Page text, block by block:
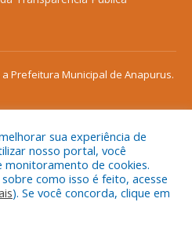
Prefeitura Municipal de Anapurus.
Área Administrativa
o Webmail
sua experiência de
nosso portal, você
de cookies.
como isso é feito, acesse
). Se você concorda, clique em